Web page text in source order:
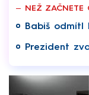
NEŽ ZAČNETE
Babiš odmítl
Prezident